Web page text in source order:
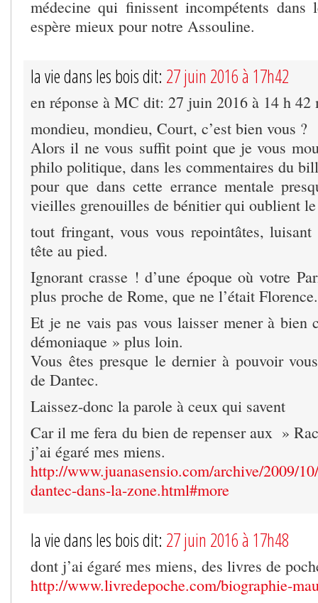
médecine qui finissent incompétents dans
espère mieux pour notre Assouline.
la vie dans les bois dit: 27 juin 2016 à 17h42
en réponse à MC dit: 27 juin 2016 à 14 h 42
mondieu, mondieu, Court, c’est bien vous ?
Alors il ne vous suffit point que je vous
philo politique, dans les commentaires du
pour que dans cette errance mentale
vieilles grenouilles de bénitier qui oublient le
tout fringant, vous vous repointâtes,
tête au pied.
Ignorant crasse ! d’une époque où votre
plus proche de Rome, que ne l’était Florence.
Et je ne vais pas vous laisser mener à bien
démoniaque » plus loin.
Vous êtes presque le dernier à pouvoir
de Dantec.
Laissez-donc la parole à ceux qui savent
Car il me fera du bien de repenser aux »
j’ai égaré mes miens.
http://www.juanasensio.com/archive/2009/
dantec-dans-la-zone.html#more
la vie dans les bois dit: 27 juin 2016 à 17h48
dont j’ai égaré mes miens, des livres de
http://www.livredepoche.com/biographie-